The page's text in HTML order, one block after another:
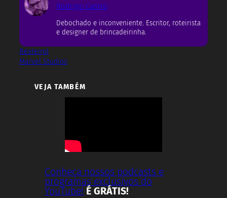
Rodrigo Castro
Debochado e inconveniente. Escritor, roteirista
e designer de brincadeirinha.
Besteirol
Marvel Studios
VEJA TAMBÉM
Conheça nossos podcasts e
programas exclusivos do
YouTube! É GRÁTIS!